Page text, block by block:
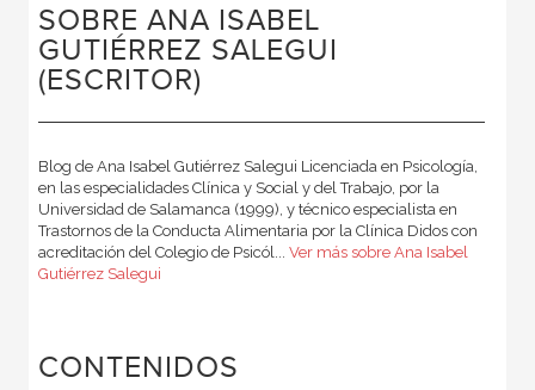
SOBRE ANA ISABEL
GUTIÉRREZ SALEGUI
(ESCRITOR)
Blog de Ana Isabel Gutiérrez Salegui Licenciada en Psicología,
en las especialidades Clínica y Social y del Trabajo, por la
Universidad de Salamanca (1999), y técnico especialista en
Trastornos de la Conducta Alimentaria por la Clínica Didos con
acreditación del Colegio de Psicól... Ver más sobre Ana Isabel
Gutiérrez Salegui
CONTENIDOS